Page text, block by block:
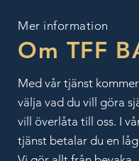
Mer information
Om TFF
Med vår tjänst
välja vad du vill göra
vill överlåta till oss. I
tjänst betalar du en